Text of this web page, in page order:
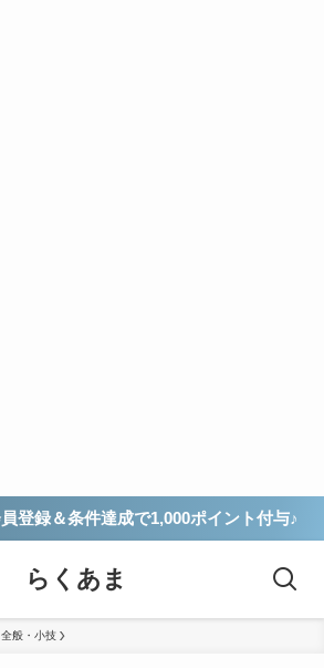
登録＆条件達成で1,000ポイント付与♪
らくあま
般・小技